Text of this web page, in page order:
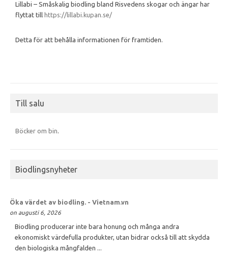
Lillabi – Småskalig biodling bland Risvedens skogar och ängar har
flyttat till https://lillabi.kupan.se/
Detta för att behålla informationen för framtiden.
Till salu
Böcker om bin.
Biodlingsnyheter
Öka värdet av biodling. - Vietnam.vn
on augusti 6, 2026
Biodling producerar inte bara honung och många andra
ekonomiskt värdefulla produkter, utan bidrar också till att skydda
den biologiska mångfalden ...